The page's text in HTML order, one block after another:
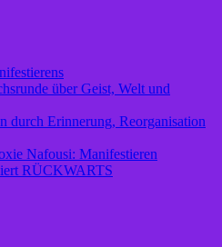
über Geist, Welt und
durch Erinnerung, Reorganisation
Nafousi: Manifestieren
RÜCKWARTS